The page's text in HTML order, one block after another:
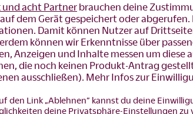
und acht Partner brauchen deine
dem Gerät gespeichert oder abgerufen.
Damit können Nutzer auf
können wir Erkenntnisse über
Anzeigen und Inhalte messen um
die noch keinen Produkt-Antrag
ausschließen). Mehr Infos zur
den Link „Ablehnen” kannst du deine
deine Privatsphäre-Einstellungen zu